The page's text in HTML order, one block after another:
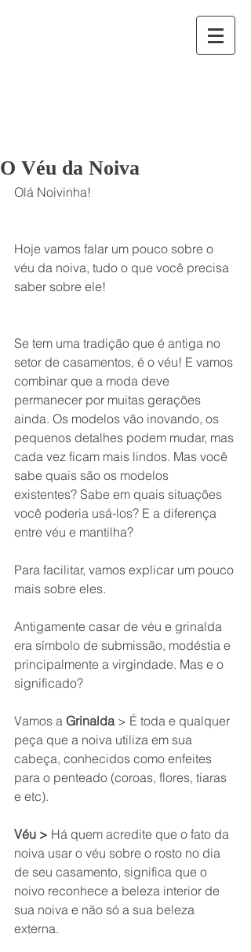
O Véu da Noiva
Olá Noivinha!
Hoje vamos falar um pouco sobre o
véu da noiva, tudo o que você precisa
saber sobre ele!
Se tem uma tradição que é antiga no
setor de casamentos, é o véu! E vamos
combinar que a moda deve
permanecer por muitas gerações
ainda. Os modelos vão inovando, os
pequenos detalhes podem mudar, mas
cada vez ficam mais lindos. Mas você
sabe quais são os modelos
existentes? Sabe em quais situações
você poderia usá-los? E a diferença
entre véu e mantilha?
Para facilitar, vamos explicar um pouco
mais sobre eles.
Antigamente casar de véu e grinalda
era símbolo de submissão, modéstia e
principalmente a virgindade. Mas e o
significado?
Vamos a Grinalda > É toda e qualquer
peça que a noiva utiliza em sua
cabeça, conhecidos como enfeites
para o penteado (coroas, flores, tiaras
e etc).
Véu > Há quem acredite que o fato da
noiva usar o véu sobre o rosto no dia
de seu casamento, significa que o
noivo reconhece a beleza interior de
sua noiva e não só a sua beleza
externa.